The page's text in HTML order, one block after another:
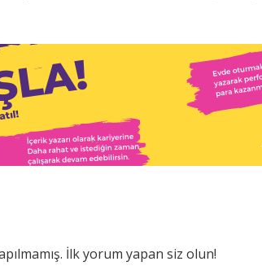
İlk yorum yapan siz olun!